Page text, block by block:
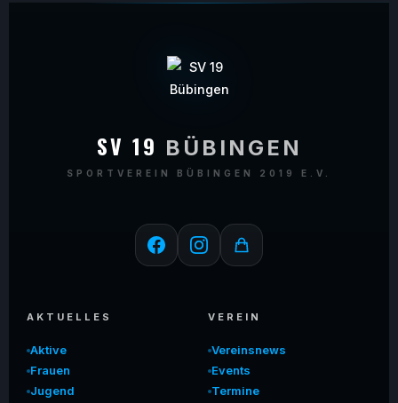
SV 19 BÜBINGEN
SPORTVEREIN BÜBINGEN 2019 E.V.
AKTUELLES
Aktive
Frauen
Jugend
VEREIN
Vereinsnews
Events
Termine